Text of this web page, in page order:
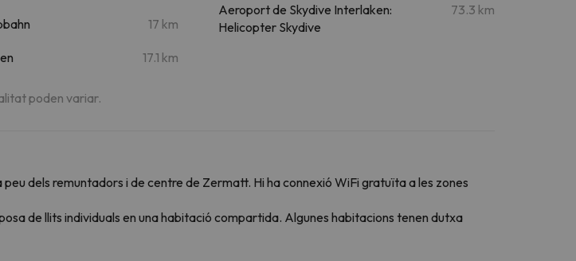
17 km
17.1 km
Aeroport de Skydive Interlaken:
Helicopter Skydive
73.3 km
poden variar.
dels remuntadors i de centre de Zermatt. Hi ha connexió WiFi gratuïta a les zones
de llits individuals en una habitació compartida. Algunes habitacions tenen dutxa